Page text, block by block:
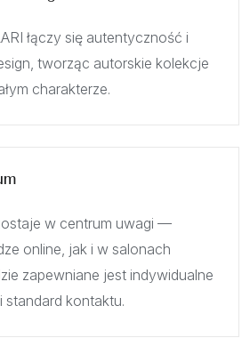
łączy się autentyczność i
tworząc autorskie kolekcje
charakterze.
w centrum uwagi —
online, jak i w salonach
zapewniane jest indywidualne
kontaktu.